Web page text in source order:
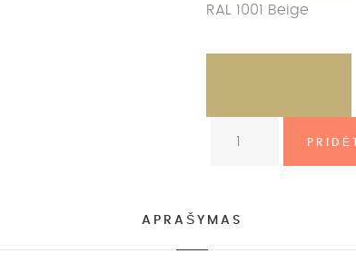
RAL 1001 Beige
APRAŠYMAS